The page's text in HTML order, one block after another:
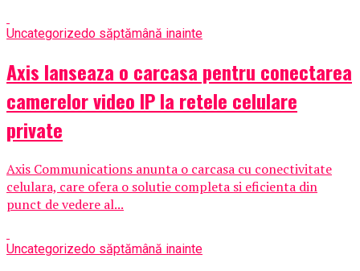
Uncategorizedo săptămână inainte
Axis lanseaza o carcasa pentru conectarea
camerelor video IP la retele celulare
private
Axis Communications anunta o carcasa cu conectivitate
celulara, care ofera o solutie completa si eficienta din
punct de vedere al...
Uncategorizedo săptămână inainte